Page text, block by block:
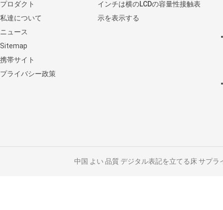
プロダクト
私達について
ニュース
Sitemap
携帯サイト
プライバシー政策
インチは横のLCDの容量性接触表
示を表示する
中国 よい 品質 デジタル表記を立てる床 サプ